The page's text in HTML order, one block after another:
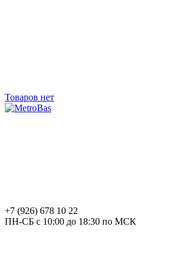
Товаров нет
+7 (926) 678 10 22
ПН-СБ с 10:00 до 18:30 по МСК